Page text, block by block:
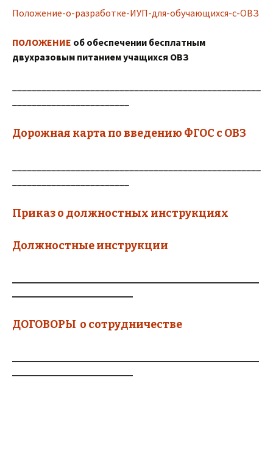
Положение-о-разработке-ИУП-для-обучающихся-с-ОВЗ
ПОЛОЖЕНИЕ об обеспечении бесплатным
двухразовым питанием учащихся ОВЗ
Дорожная карта по введению ФГОС с ОВЗ
Приказ о должностных инструкциях
Должностные инструкции
ДОГОВОРЫ о сотрудничестве